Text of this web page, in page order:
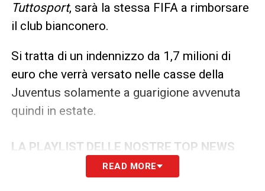
Tuttosport, sarà la stessa FIFA a rimborsare
il club bianconero.
Si tratta di un indennizzo da 1,7 milioni di
euro che verrà versato nelle casse della
Juventus solamente a guarigione avvenuta
quindi in estate.
LA PLAYLIST DELLE NOSTRE TOP NEWS
READ MORE